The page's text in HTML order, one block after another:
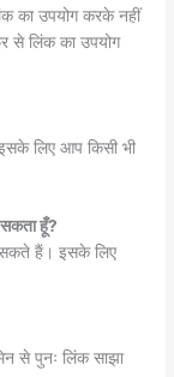
का उपयोग करके नहीं
से लिंक का उपयोग
लिए आप किसी भी
सकता हूँ?
सकते हैं। इसके लिए
से पुनः लिंक साझा